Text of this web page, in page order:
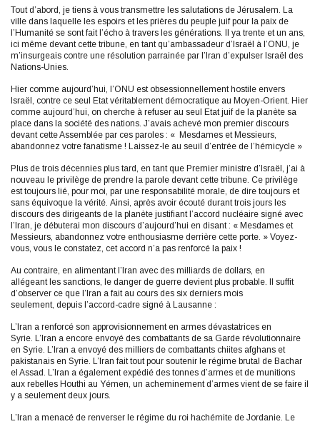
Tout d’abord, je tiens à vous transmettre les salutations de Jérusalem. La
ville dans laquelle les espoirs et les prières du peuple juif pour la paix de
l’Humanité se sont fait l’écho à travers les générations. Il ya trente et un ans,
ici même devant cette tribune, en tant qu’ambassadeur d’Israël à l’ONU, je
m’insurgeais contre une résolution parrainée par l’Iran d’expulser Israël des
Nations-Unies.
Hier comme aujourd’hui, l’ONU est obsessionnellement hostile envers
Israël, contre ce seul Etat véritablement démocratique au Moyen-Orient. Hier
comme aujourd’hui, on cherche à refuser au seul Etat juif de la planète sa
place dans la société des nations. J’avais achevé mon premier discours
devant cette Assemblée par ces paroles : « Mesdames et Messieurs,
abandonnez votre fanatisme ! Laissez-le au seuil d’entrée de l’hémicycle »
Plus de trois décennies plus tard, en tant que Premier ministre d’Israël, j’ai à
nouveau le privilège de prendre la parole devant cette tribune. Ce privilège
est toujours lié, pour moi, par une responsabilité morale, de dire toujours et
sans équivoque la vérité. Ainsi, après avoir écouté durant trois jours les
discours des dirigeants de la planète justifiant l’accord nucléaire signé avec
l’Iran, je débuterai mon discours d’aujourd’hui en disant : « Mesdames et
Messieurs, abandonnez votre enthousiasme derrière cette porte. » Voyez-
vous, vous le constatez, cet accord n’a pas renforcé la paix !
Au contraire, en alimentant l’Iran avec des milliards de dollars, en
allégeant les sanctions, le danger de guerre devient plus probable. Il suffit
d’observer ce que l’Iran a fait au cours des six derniers mois
seulement, depuis l’accord-cadre signé à Lausanne :
L’Iran a renforcé son approvisionnement en armes dévastatrices en
Syrie. L’Iran a encore envoyé des combattants de sa Garde révolutionnaire
en Syrie. L’Iran a envoyé des milliers de combattants chiites afghans et
pakistanais en Syrie. L’Iran fait tout pour soutenir le régime brutal de Bachar
el Assad. L’Iran a également expédié des tonnes d’armes et de munitions
aux rebelles Houthi au Yémen, un acheminement d’armes vient de se faire il
y a seulement deux jours.
L’Iran a menacé de renverser le régime du roi hachémite de Jordanie. Le